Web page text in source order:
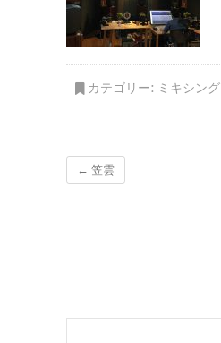
カテゴリー: ミキシング
← 笠雲